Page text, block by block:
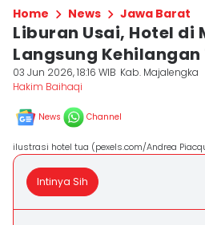
Home News Jawa Barat
Liburan Usai, Hotel di
Langsung Kehilangan
03 Jun 2026, 18:16 WIB Kab. Majalengka
Hakim Baihaqi
News Channel
ilustrasi hotel tua (pexels.com/Andrea
Intinya Sih